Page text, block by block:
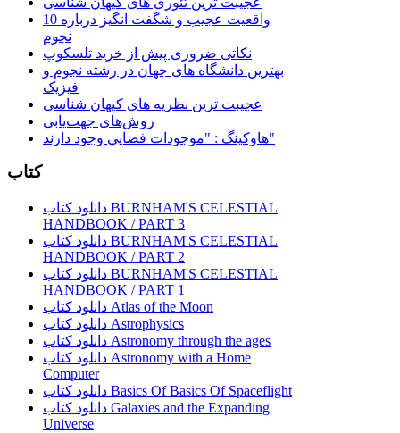
10 واقعیت عجیب و شگفت انگیز درباره
نجوم
نکاتی ضروری پیش از خرید تلسکوپ
بهترین دانشگاه های جهان در رشته نجوم و
فیزیک
عجیبت ترین نظریه های کیهان شناسی
روش‌های جهت‌یابی
هاوكينگ : "موجودات فضايي وجود دارند"
کتاب
دانلود کتاب BURNHAM'S CELESTIAL
HANDBOOK / PART 3
دانلود کتاب BURNHAM'S CELESTIAL
HANDBOOK / PART 2
دانلود کتاب BURNHAM'S CELESTIAL
HANDBOOK / PART 1
دانلود کتاب Atlas of the Moon
دانلود کتاب Astrophysics
دانلود کتاب Astronomy through the ages
دانلود کتاب Astronomy with a Home
Computer
دانلود کتاب Basics Of Basics Of Spaceflight
دانلود کتاب Galaxies and the Expanding
Universe